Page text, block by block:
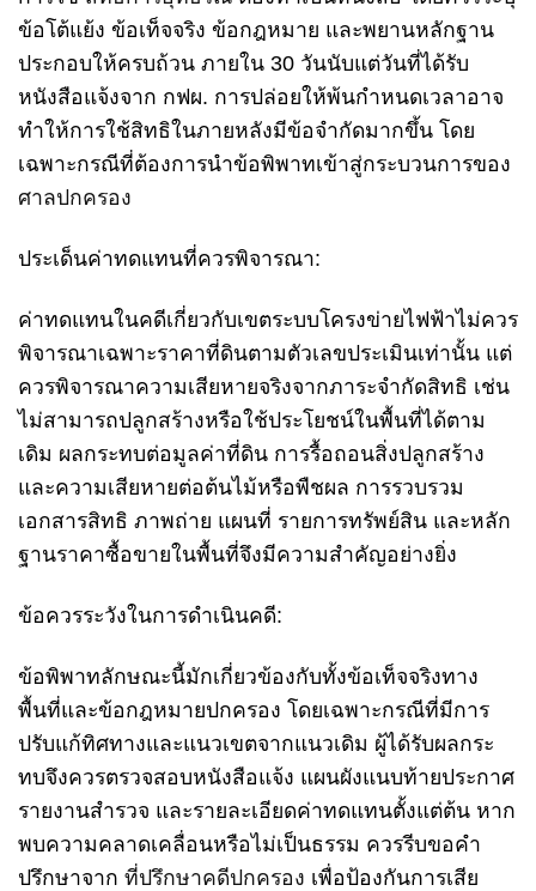
ข้อโต้แย้ง ข้อเท็จจริง ข้อกฎหมาย และพยานหลักฐาน
ประกอบให้ครบถ้วน ภายใน 30 วันนับแต่วันที่ได้รับ
หนังสือแจ้งจาก กฟผ. การปล่อยให้พ้นกำหนดเวลาอาจ
ทำให้การใช้สิทธิในภายหลังมีข้อจำกัดมากขึ้น โดย
เฉพาะกรณีที่ต้องการนำข้อพิพาทเข้าสู่กระบวนการของ
ศาลปกครอง
ประเด็นค่าทดแทนที่ควรพิจารณา:
ค่าทดแทนในคดีเกี่ยวกับเขตระบบโครงข่ายไฟฟ้าไม่ควร
พิจารณาเฉพาะราคาที่ดินตามตัวเลขประเมินเท่านั้น แต่
ควรพิจารณาความเสียหายจริงจากภาระจำกัดสิทธิ เช่น
ไม่สามารถปลูกสร้างหรือใช้ประโยชน์ในพื้นที่ได้ตาม
เดิม ผลกระทบต่อมูลค่าที่ดิน การรื้อถอนสิ่งปลูกสร้าง
และความเสียหายต่อต้นไม้หรือพืชผล การรวบรวม
เอกสารสิทธิ ภาพถ่าย แผนที่ รายการทรัพย์สิน และหลัก
ฐานราคาซื้อขายในพื้นที่จึงมีความสำคัญอย่างยิ่ง
ข้อควรระวังในการดำเนินคดี:
ข้อพิพาทลักษณะนี้มักเกี่ยวข้องกับทั้งข้อเท็จจริงทาง
พื้นที่และข้อกฎหมายปกครอง โดยเฉพาะกรณีที่มีการ
ปรับแก้ทิศทางและแนวเขตจากแนวเดิม ผู้ได้รับผลกระ
ทบจึงควรตรวจสอบหนังสือแจ้ง แผนผังแนบท้ายประกาศ
รายงานสำรวจ และรายละเอียดค่าทดแทนตั้งแต่ต้น หาก
พบความคลาดเคลื่อนหรือไม่เป็นธรรม ควรรีบขอคำ
ปรึกษาจาก ที่ปรึกษาคดีปกครอง เพื่อป้องกันการเสีย